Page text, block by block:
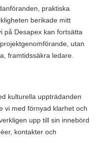
praktiska
berikade mitt
på Desapex kan fortsätta
utan
framtidssäkra ledare.
kulturella uppträdanden
vi med förnyad klarhet och
upp till sin innebörd
kontakter och